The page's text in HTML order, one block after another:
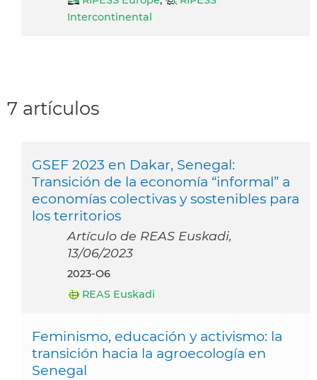
Intercontinental
7 artículos
GSEF 2023 en Dakar, Senegal:
Transición de la economía “informal” a
economías colectivas y sostenibles para
los territorios
Artículo de REAS Euskadi,
13/06/2023
2023-O6
REAS Euskadi
Feminismo, educación y activismo: la
transición hacia la agroecología en
Senegal